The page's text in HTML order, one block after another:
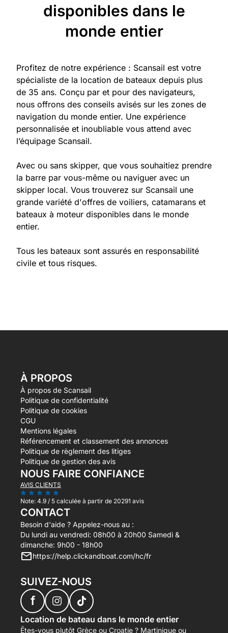
disponibles dans le
monde entier
Profitez de notre expérience : Scansail est votre
spécialiste de la location de bateaux depuis plus
de 35 ans. Conçu par et pour des navigateurs,
nous offrons des conseils avisés sur les zones de
navigation du monde entier. Une expérience
personnalisée et inoubliable vous attend avec
l’équipage Scansail.
Avec ou sans skipper, que vous souhaitiez prendre
la barre par vous-même ou naviguer avec un
skipper local. Vous trouverez sur Scansail une
grande variété d'offres de voiliers, catamarans et
bateaux à moteur disponibles dans le monde
entier.
Tous les bateaux sont assurés en responsabilité
civile et tous risques.
À PROPOS
À propos de Scansail
Politique de confidentialité
Politique de cookies
CGU
Mentions légales
Référencement et classement des annonces
Politique de règlement des litiges
Politique de gestion des avis
NOUS FAIRE CONFIANCE
AVIS CLIENTS
Note: 4.9 / 5 calculée à partir de 20291 avis
CONTACT
Besoin d'aide ? Appelez-nous au :
Du lundi au vendredi: 08h00 à 20h00 Samedi &
dimanche: 9h00 - 18h00
https://help.clickandboat.com/hc/fr
SUIVEZ-NOUS
f
Location de bateau dans le monde entier
Êtes-vous plutôt Grèce ou Croatie ? Martinique ou